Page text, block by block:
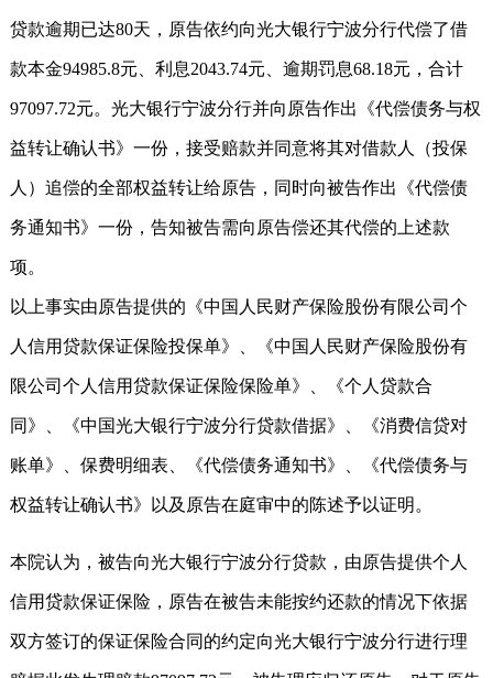
贷款逾期已达80天，原告依约向光大银行宁波分行代偿了借
款本金94985.8元、利息2043.74元、逾期罚息68.18元，合计
97097.72元。光大银行宁波分行并向原告作出《代偿债务与权
益转让确认书》一份，接受赔款并同意将其对借款人（投保
人）追偿的全部权益转让给原告，同时向被告作出《代偿债
务通知书》一份，告知被告需向原告偿还其代偿的上述款
项。
以上事实由原告提供的《中国人民财产保险股份有限公司个
人信用贷款保证保险投保单》、《中国人民财产保险股份有
限公司个人信用贷款保证保险保险单》、《个人贷款合
同》、《中国光大银行宁波分行贷款借据》、《消费信贷对
账单》、保费明细表、《代偿债务通知书》、《代偿债务与
权益转让确认书》以及原告在庭审中的陈述予以证明。
本院认为，被告向光大银行宁波分行贷款，由原告提供个人
信用贷款保证保险，原告在被告未能按约还款的情况下依据
双方签订的保证保险合同的约定向光大银行宁波分行进行理